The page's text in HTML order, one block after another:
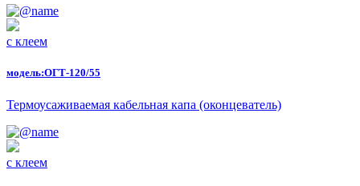
с клеем
модель:ОГТ-120/55
Термоусаживаемая кабельная капа (оконцеватель)
с клеем